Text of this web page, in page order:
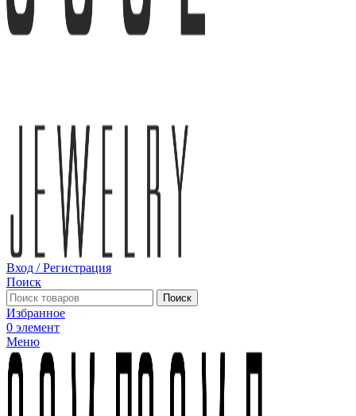
Вход / Регистрация
Поиск
Поиск
Избранное
0 элемент
Меню